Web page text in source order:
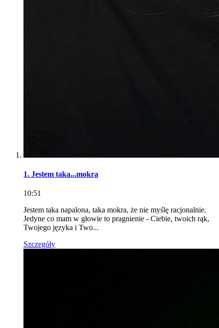
1. Jestem taka...mokra
10:51
Jestem taka napalona, taka mokra, że nie myślę racjonalnie.
Jedyne co mam w głowie to pragnienie - Ciebie, twoich rąk,
Twojego języka i Two...
Szczegóły